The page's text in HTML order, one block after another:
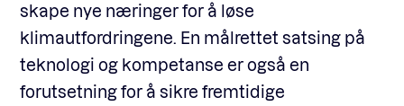
skape nye næringer for å løse
klimautfordringene. En målrettet satsing på
teknologi og kompetanse er også en
forutsetning for å sikre fremtidige